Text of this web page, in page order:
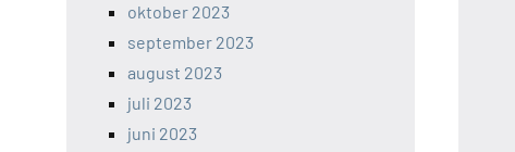
oktober 2023
september 2023
august 2023
juli 2023
juni 2023